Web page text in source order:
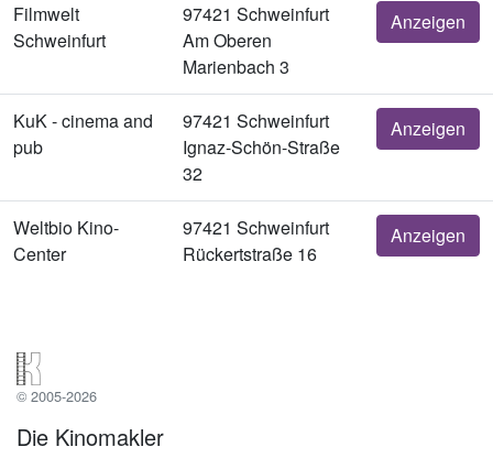
Filmwelt
Schweinfurt
97421 Schweinfurt
Am Oberen
Marienbach 3
Anzeigen
KuK - cinema and
pub
97421 Schweinfurt
Ignaz-Schön-Straße
32
Anzeigen
Weltbio Kino-
Center
97421 Schweinfurt
Rückertstraße 16
Anzeigen
© 2005-2026
Die Kinomakler